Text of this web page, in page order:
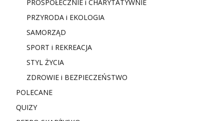
PROSPOŁECZNIE i CHARYTATYWNIE
PRZYRODA i EKOLOGIA
SAMORZĄD
SPORT i REKREACJA
STYL ŻYCIA
ZDROWIE i BEZPIECZEŃSTWO
POLECANE
QUIZY